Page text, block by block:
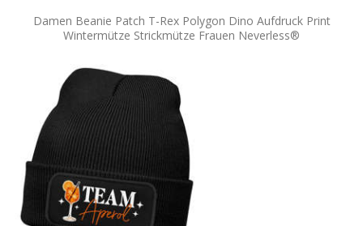
Damen Beanie Patch T-Rex Polygon Dino Aufdruck Print
Wintermütze Strickmütze Frauen Neverless®